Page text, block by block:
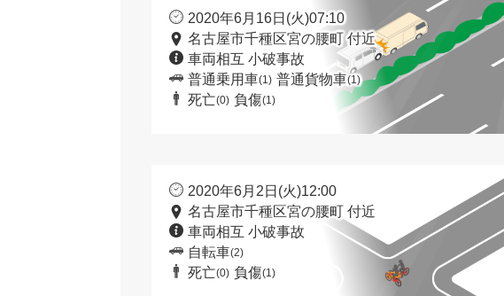
2020年6月16日(火)07:10
名古屋市千種区宮の腰町 付近
車両相互 小破事故
普通乗用車(1) 普通貨物車(1)
死亡(0) 負傷(1)
2020年6月2日(火)12:00
名古屋市千種区宮の腰町 付近
車両相互 小破事故
自転車(2)
死亡(0) 負傷(1)